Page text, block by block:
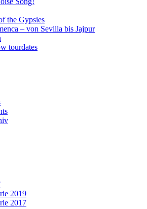
the Gypsies
– von Sevilla bis Jajpur
tourdates
2019
2017